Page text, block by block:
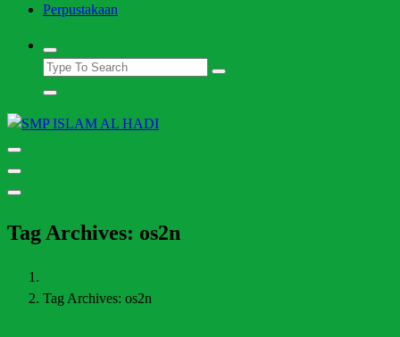
Perpustakaan
Tag Archives: os2n
Tag Archives: os2n